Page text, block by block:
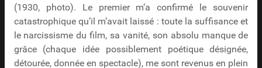
(1930, photo). Le premier m’a confirmé le souvenir
catastrophique qu’il m’avait laissé : toute la suffisance et
le narcissisme du film, sa vanité, son absolu manque de
grâce (chaque idée possiblement poétique désignée,
détourée, donnée en spectacle), me sont revenus en plein